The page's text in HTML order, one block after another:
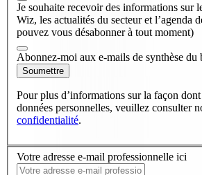
Je souhaite recevoir des informations sur
Wiz, les actualités du secteur et l’agenda
pouvez vous désabonner à tout moment)
Abonnez-moi aux e-mails de synthèse du
Soumettre
Pour plus d’informations sur la façon
données personnelles, veuillez consulter
confidentialité.
Votre adresse e-mail professionnelle ici